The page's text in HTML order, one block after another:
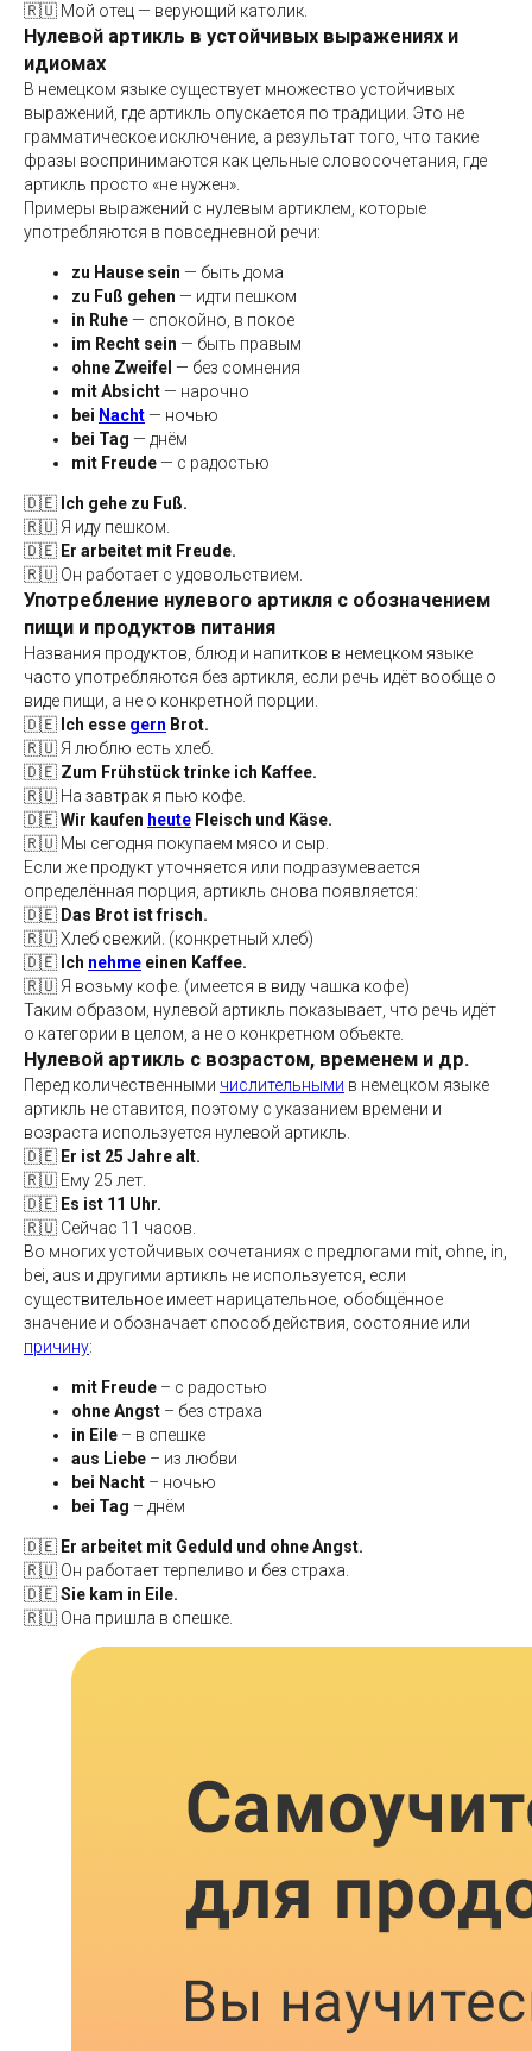
🇷🇺 Мой отец — верующий католик.
Нулевой артикль в устойчивых выражениях и
идиомах
В немецком языке существует множество устойчивых
выражений, где артикль опускается по традиции. Это не
грамматическое исключение, а результат того, что такие
фразы воспринимаются как цельные словосочетания, где
артикль просто «не нужен».
Примеры выражений с нулевым артиклем, которые
употребляются в повседневной речи:
zu Hause sein — быть дома
zu Fuß gehen — идти пешком
in Ruhe— спокойно, в покое
im Recht sein — быть правым
ohne Zweifel — без сомнения
mit Absicht— нарочно
bei Nacht— ночью
bei Tag — днём
mit Freude— с радостью
🇩🇪 Ich gehe zu Fuß.
🇷🇺 Я иду пешком.
🇩🇪 Er arbeitet mit Freude.
🇷🇺 Он работает с удовольствием.
Употребление нулевого артикля с обозначением
пищи и продуктов питания
Названия продуктов, блюд и напитков в немецком языке
часто употребляются без артикля, если речь идёт вообще о
виде пищи, а не о конкретной порции.
🇩🇪 Ich esse gern Brot.
🇷🇺 Я люблю есть хлеб.
🇩🇪 Zum Frühstück trinke ich Kaffee.
🇷🇺 На завтрак я пью кофе.
🇩🇪Wir kaufen heute Fleisch und Käse.
🇷🇺 Мы сегодня покупаем мясо и сыр.
Если же продукт уточняется или подразумевается
определённая порция, артикль снова появляется:
🇩🇪 Das Brot ist frisch.
🇷🇺 Хлеб свежий. (конкретный хлеб)
🇩🇪 Ich nehme einen Kaffee.
🇷🇺 Я возьму кофе. (имеется в виду чашка кофе)
Таким образом, нулевой артикль показывает, что речь идёт
о категории в целом, а не о конкретном объекте.
Нулевой артикль с возрастом, временем и др.
Перед количественными числительными в немецком языке
артикль не ставится, поэтому с указанием времени и
возраста используется нулевой артикль.
🇩🇪 Er ist 25 Jahre alt.
🇷🇺 Ему 25 лет.
🇩🇪 Es ist 11 Uhr.
🇷🇺 Сейчас 11 часов.
Во многих устойчивых сочетаниях с предлогами mit, ohne, in,
bei, aus и другими артикль не используется, если
существительное имеет нарицательное, обобщённое
значение и обозначает способ действия, состояние или
причину:
mit Freude – с радостью
ohne Angst – без страха
in Eile – в спешке
aus Liebe – из любви
bei Nacht – ночью
bei Tag – днём
🇩🇪 Er arbeitet mit Geduld und ohne Angst.
🇷🇺 Он работает терпеливо и без страха.
🇩🇪Sie kam in Eile.
🇷🇺 Она пришла в спешке.